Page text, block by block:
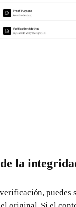
la
puedes